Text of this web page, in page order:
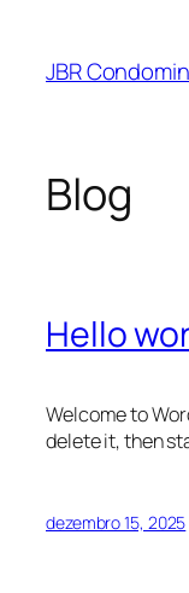
JBR
Blog
Hello
Welcome to
delete it, then
dezembro 15, 2025